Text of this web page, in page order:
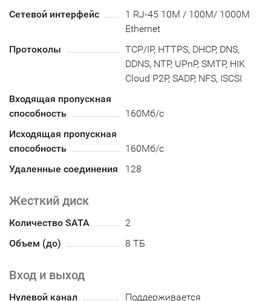
Сетевой интерфейс
1 RJ-45 10M / 100M/ 1000M
Ethernet
Протоколы
TCP/IP, HTTPS, DHCP, DNS,
DDNS, NTP, UPnP, SMTP, HIK
Cloud P2P, SADP, NFS, ISCSI
Входящая пропускная
способность
160Мб/с
Исходящая пропускная
способность
160Мб/с
Удаленные соединения
128
Жесткий диск
Количество SATA
2
Объем (до)
8 ТБ
Вход и выход
Нулевой канал Поддерживается